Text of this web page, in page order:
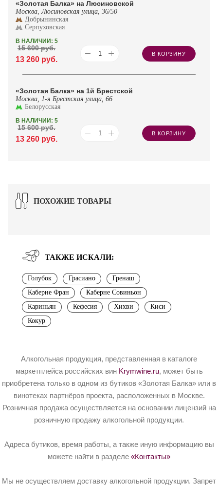
«Золотая Балка» на Люсиновской
Москва, Люсиновская улица, 36/50
Добрынинская
Серпуховская
В НАЛИЧИИ: 5
13 260 руб.
15 600руб.
В КОРЗИНУ
«Золотая Балка» на 1й Брестской
Москва, 1-я Брестская улица, 66
Белорусская
В НАЛИЧИИ: 5
13 260 руб.
15 600руб.
В КОРЗИНУ
ПОХОЖИЕ ТОВАРЫ
ТАКЖЕ ИСКАЛИ:
Голубок Грасиано
Гренаш
Каберне Фран
Каберне Совиньон
Кариньян
Кефесия Хихви
Киси
Кокур
Алкогольная продукция, представленная в каталоге
маркетплейса российских вин Krymwine.ru, может быть
приобретена только в одном из бутиков «Золотая Балка» или в
винотеках партнёров проекта, расположенных в Москве.
Розничная продажа осуществляется на основании лицензий на
розничную продажу алкогольной продукции.
Адреса бутиков, время работы, а также иную информацию вы
можете найти в разделе «Контакты»
Мы не осуществляем доставку алкогольной продукции. Запрет